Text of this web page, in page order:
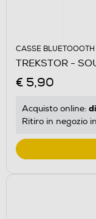
CASSE BLUETOOOTH
TREKSTOR -
€ 5,90
Acquisto online:
Ritiro in negozio